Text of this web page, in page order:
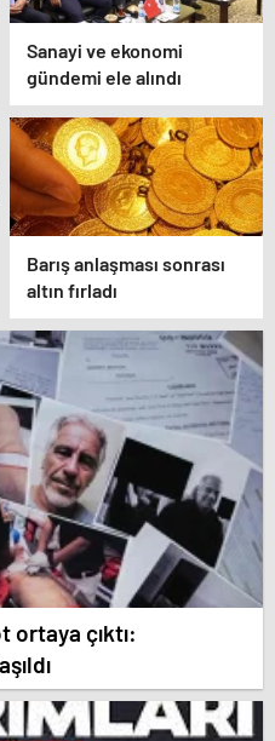
Sanayi ve ekonomi
gündemi ele alındı
Barış anlaşması sonrası
altın fırladı
ortaya çıktı: